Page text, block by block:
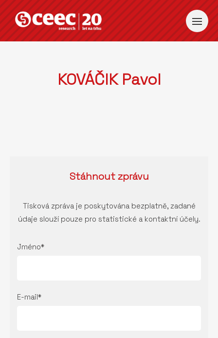
KOVÁČIK Pavol
Stáhnoutzprávu
Tisková zpráva je poskytována bezplatně, zadané
údaje slouží pouze pro statistické a kontaktní účely.
Jméno*
E-mail*